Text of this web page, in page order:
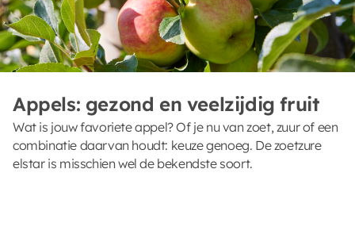
Appels: gezond en veelzijdig fruit
Wat is jouw favoriete appel? Of je nu van zoet, zuur of een
combinatie daarvan houdt: keuze genoeg. De zoetzure
elstar is misschien wel de bekendste soort.